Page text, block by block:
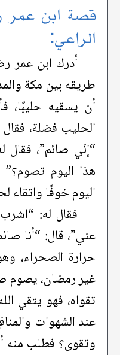
قصة ابن عمر
الراعي:
أدرك ابن عمر
طريقه بين مكة
أن يسقيه
الحليب فضلة، فقال
“إنّي صائم”،
هذا اليوم
اليوم خوفًا واتقاء
فقال له:
عني”، قال: “أنا
حرارة الصحراء،
غير رمضان، يصوم
تقواه، فهو يتقي
عند الشّهوات
وتقوى؟ فطلب منه